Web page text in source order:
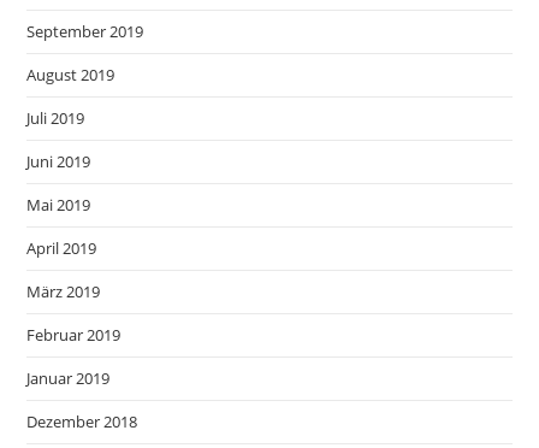
September 2019
August 2019
Juli 2019
Juni 2019
Mai 2019
April 2019
März 2019
Februar 2019
Januar 2019
Dezember 2018